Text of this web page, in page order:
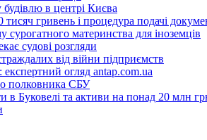
будівлю в центрі Києва
гривень і процедура подачі
материнства для іноземців
судові розгляди
від війни підприємств
експертний огляд antap.com.ua
полковника СБУ
в Буковелі та активи на понад 20 млн